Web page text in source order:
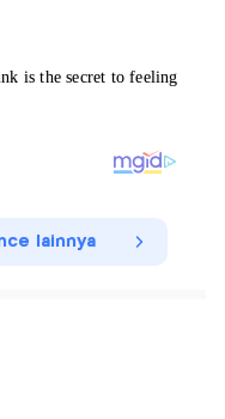
lainnya